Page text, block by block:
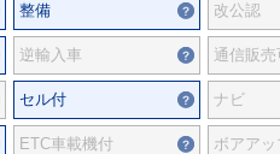
整備 改公認
逆輸入車 通信販売
セル付 ナビ
ETC車載機付 ボアアッ